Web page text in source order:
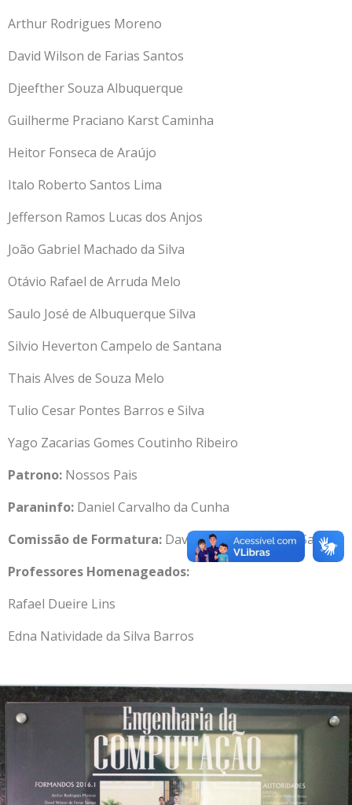
Arthur Rodrigues Moreno
David Wilson de Farias Santos
Djeefther Souza Albuquerque
Guilherme Praciano Karst Caminha
Heitor Fonseca de Araújo
Italo Roberto Santos Lima
Jefferson Ramos Lucas dos Anjos
João Gabriel Machado da Silva
Otávio Rafael de Arruda Melo
Saulo José de Albuquerque Silva
Silvio Heverton Campelo de Santana
Thais Alves de Souza Melo
Tulio Cesar Pontes Barros e Silva
Yago Zacarias Gomes Coutinho Ribeiro
Patrono: Nossos Pais
Paraninfo: Daniel Carvalho da Cunha
Comissão de Formatura: David Wilson de Farias Santos
Professores Homenageados:
Rafael Dueire Lins
Edna Natividade da Silva Barros